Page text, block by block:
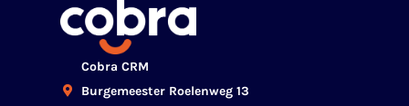
Cobra CRM
Burgemeester Roelenweg 13